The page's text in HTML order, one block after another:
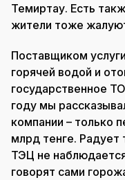
Темиртау. Есть
жители тоже
Поставщиком
горячей водой и
государственное
году мы
компании – только
млрд тенге. Радует
ТЭЦ не
говорят сами